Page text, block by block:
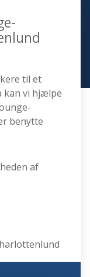
til et
kan vi hjælpe
benytte
af